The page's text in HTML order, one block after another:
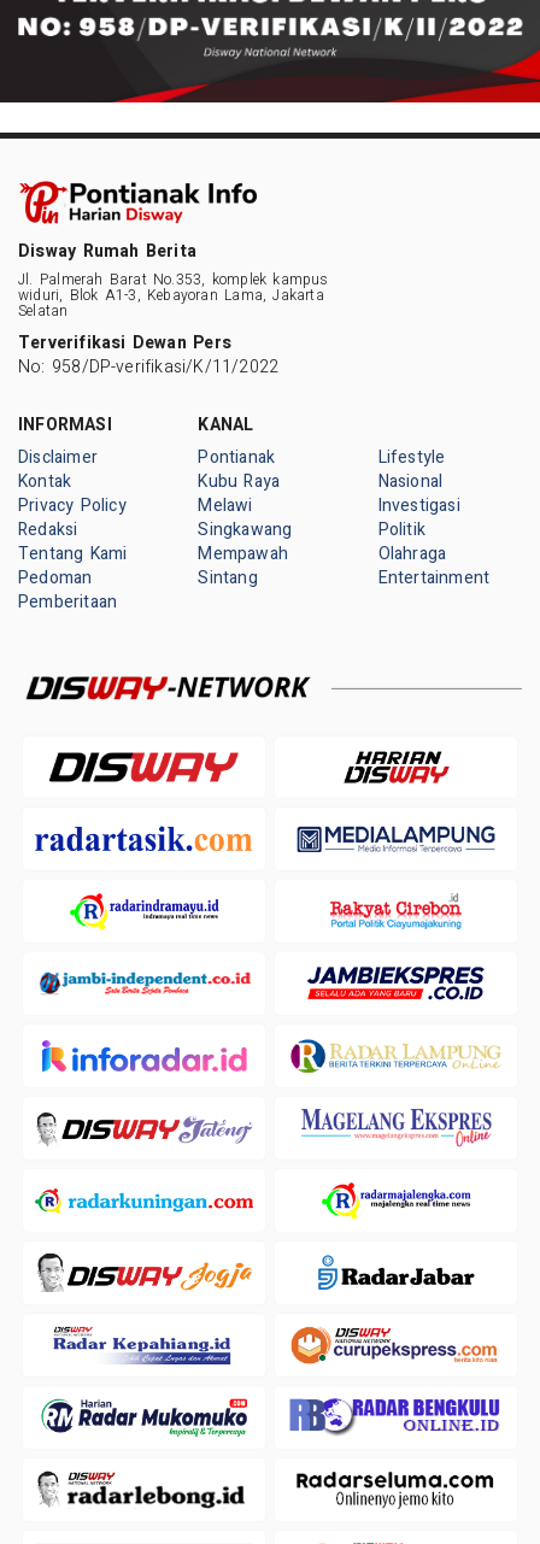
Disway Rumah Berita
Jl. Palmerah Barat No.353, komplek kampus
widuri, Blok A1-3, Kebayoran Lama, Jakarta
Selatan
Terverifikasi Dewan Pers
No: 958/DP-verifikasi/K/11/2022
INFORMASI
Disclaimer
Kontak
Privacy Policy
Redaksi
Tentang Kami
Pedoman
Pemberitaan
KANAL
Pontianak
Kubu Raya
Melawi
Singkawang
Mempawah
Sintang
Lifestyle
Nasional
Investigasi
Politik
Olahraga
Entertainment